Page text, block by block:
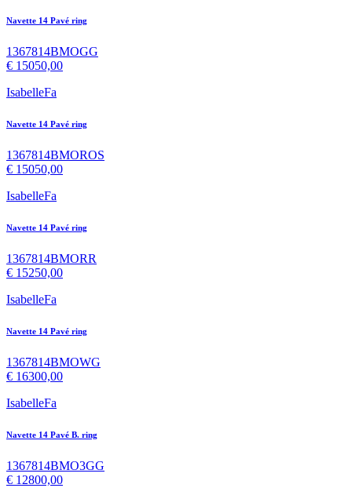
Navette 14 Pavé ring
1367814BMOGG
€ 15050,00
IsabelleFa
Navette 14 Pavé ring
1367814BMOROS
€ 15050,00
IsabelleFa
Navette 14 Pavé ring
1367814BMORR
€ 15250,00
IsabelleFa
Navette 14 Pavé ring
1367814BMOWG
€ 16300,00
IsabelleFa
Navette 14 Pavé B. ring
1367814BMO3GG
€ 12800,00